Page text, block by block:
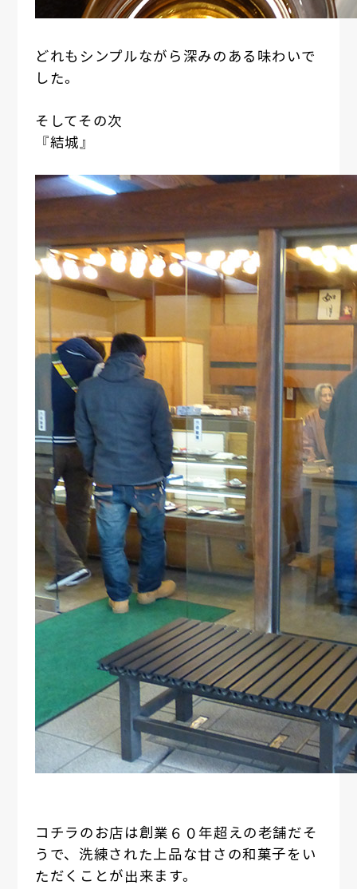
どれもシンプルながら深みのある味わいで
した。
そしてその次
『結城』
コチラのお店は創業６０年超えの老舗だそ
うで、洗練された上品な甘さの和菓子をい
ただくことが出来ます。